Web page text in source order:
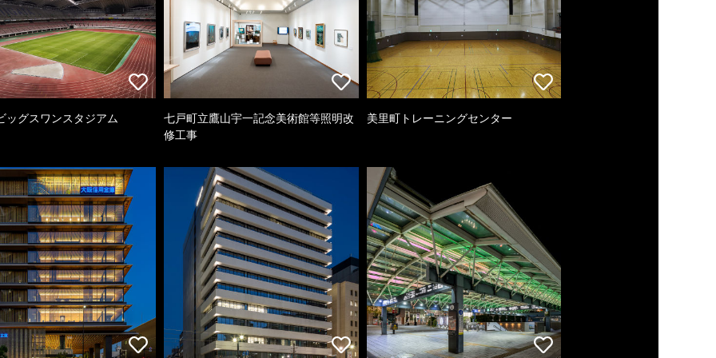
ッグスワンスタジアム
七戸町立鷹山宇一記念美術館等照明改
修工事
美里町トレーニングセンター